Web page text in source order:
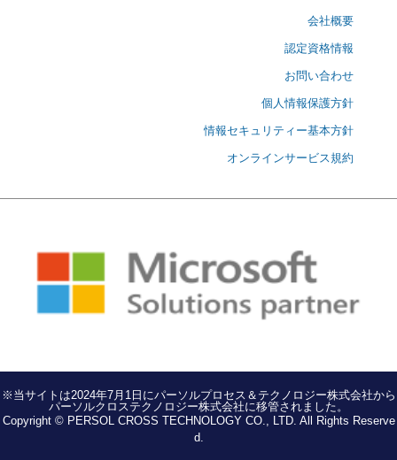
会社概要
認定資格情報
お問い合わせ
個人情報保護方針
情報セキュリティー基本方針
オンラインサービス規約
※当サイトは2024年7月1日にパーソルプロセス＆テクノロジー株式会社から
パーソルクロステクノロジー株式会社に移管されました。
Copyright © PERSOL CROSS TECHNOLOGY CO., LTD. All Rights Reserve
d.